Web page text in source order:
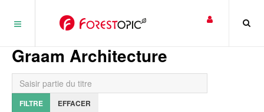
Graam Architecture
Saisir partie du titre
FILTRE EFFACER